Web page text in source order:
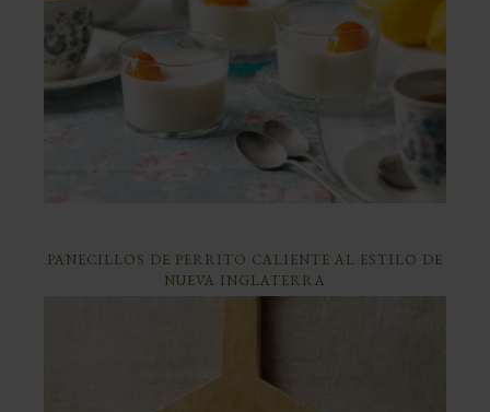
PANECILLOS DE PERRITO CALIENTE AL ESTILO DE
NUEVA INGLATERRA